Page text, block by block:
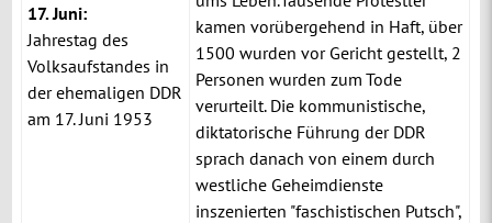
17. Juni:
Jahrestag des
Volksaufstandes in
der ehemaligen DDR
am 17. Juni 1953
kamen vorübergehend in Haft, über
1500 wurden vor Gericht gestellt, 2
Personen wurden zum Tode
verurteilt. Die kommunistische,
diktatorische Führung der DDR
sprach danach von einem durch
westliche Geheimdienste
inszenierten "faschistischen Putsch",